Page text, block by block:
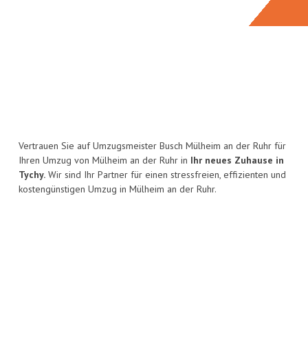
Vertrauen Sie auf Umzugsmeister Busch Mülheim an der Ruhr für
Ihren Umzug von Mülheim an der Ruhr in Ihr neues Zuhause in
Tychy. Wir sind Ihr Partner für einen stressfreien, effizienten und
kostengünstigen Umzug in Mülheim an der Ruhr.